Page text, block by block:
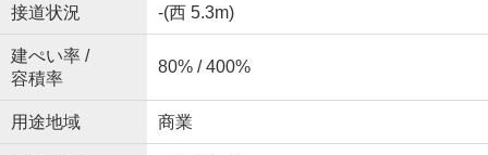
接道状況 -(西 5.3m)
建ぺい率 /
容積率
80% / 400%
用途地域 商業